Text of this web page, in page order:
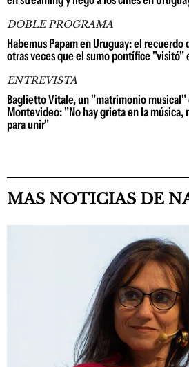
DOBLE PROGRAMA
Habemus Papam en Uruguay: el recuerdo
otras veces que el sumo pontífice "visitó"
ENTREVISTA
Baglietto Vitale, un "matrimonio musical"
Montevideo: "No hay grieta en la música,
para unir"
MAS NOTICIAS DE